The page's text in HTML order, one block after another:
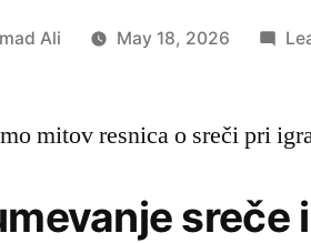
Ali May 18, 2026
mitov resnica o sreči pri
sreče